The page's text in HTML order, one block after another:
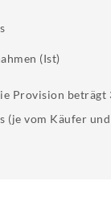
(Ist)
Provision beträgt
(je vom Käufer